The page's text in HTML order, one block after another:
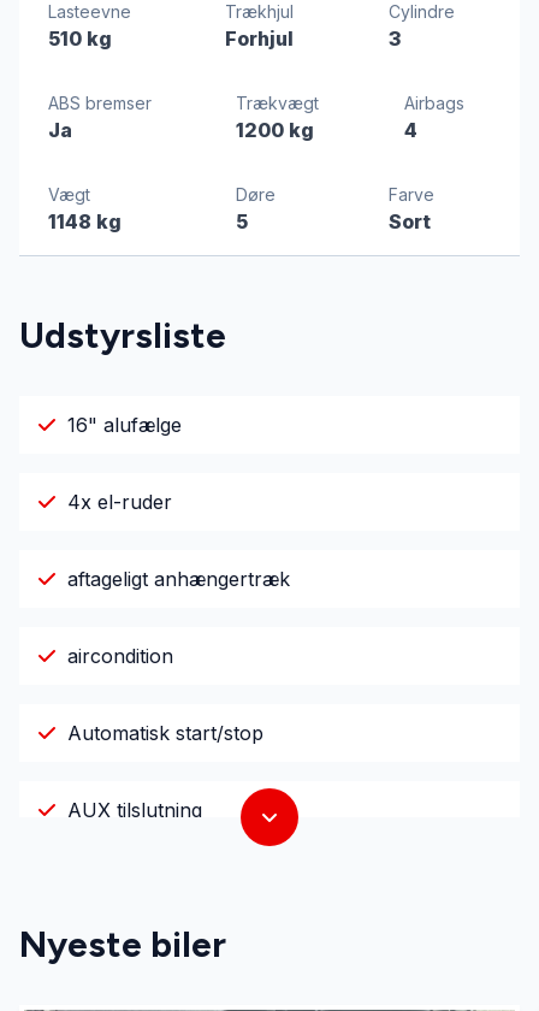
Lasteevne
510 kg
Trækhjul
Forhjul
Cylindre
3
ABS bremser
Ja
Trækvægt
1200 kg
Airbags
4
Vægt
1148 kg
Døre
5
Farve
Sort
Udstyrsliste
16" alufælge
4x el-ruder
aftageligt anhængertræk
aircondition
Automatisk start/stop
AUX tilslutning
fartpilot
Nyeste biler